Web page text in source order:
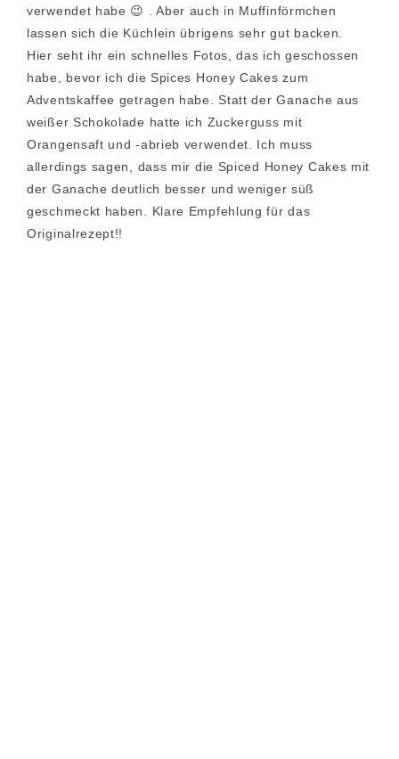
verwendet habe 😉 . Aber auch in Muffinförmchen
lassen sich die Küchlein übrigens sehr gut backen.
Hier seht ihr ein schnelles Fotos, das ich geschossen
habe, bevor ich die Spices Honey Cakes zum
Adventskaffee getragen habe. Statt der Ganache aus
weißer Schokolade hatte ich Zuckerguss mit
Orangensaft und -abrieb verwendet. Ich muss
allerdings sagen, dass mir die Spiced Honey Cakes mit
der Ganache deutlich besser und weniger süß
geschmeckt haben. Klare Empfehlung für das
Originalrezept!!